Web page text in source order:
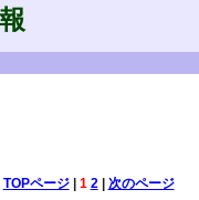
TOPページ| 1 2| 次のページ